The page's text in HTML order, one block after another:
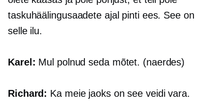
taskuhäälingusaadete ajal pinti ees. See on
selle ilu.
Karel: Mul polnud seda mõtet. (naerdes)
Richard: Ka meie jaoks on see veidi vara.